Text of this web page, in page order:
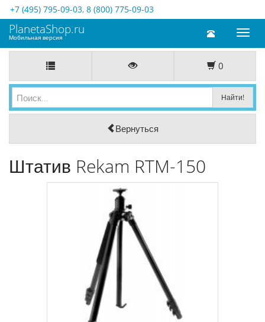
+7 (495) 795-09-03, 8 (800) 775-09-03
Toggle
PlanetaShop.ru
Мобильная версия
0
Вернуться
Штатив Rekam RTM-150